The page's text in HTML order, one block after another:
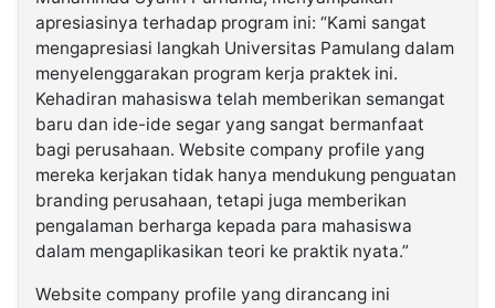
apresiasinya terhadap program ini: “Kami sangat
mengapresiasi langkah Universitas Pamulang dalam
menyelenggarakan program kerja praktek ini.
Kehadiran mahasiswa telah memberikan semangat
baru dan ide-ide segar yang sangat bermanfaat
bagi perusahaan. Website company profile yang
mereka kerjakan tidak hanya mendukung penguatan
branding perusahaan, tetapi juga memberikan
pengalaman berharga kepada para mahasiswa
dalam mengaplikasikan teori ke praktik nyata.”
Website company profile yang dirancang ini